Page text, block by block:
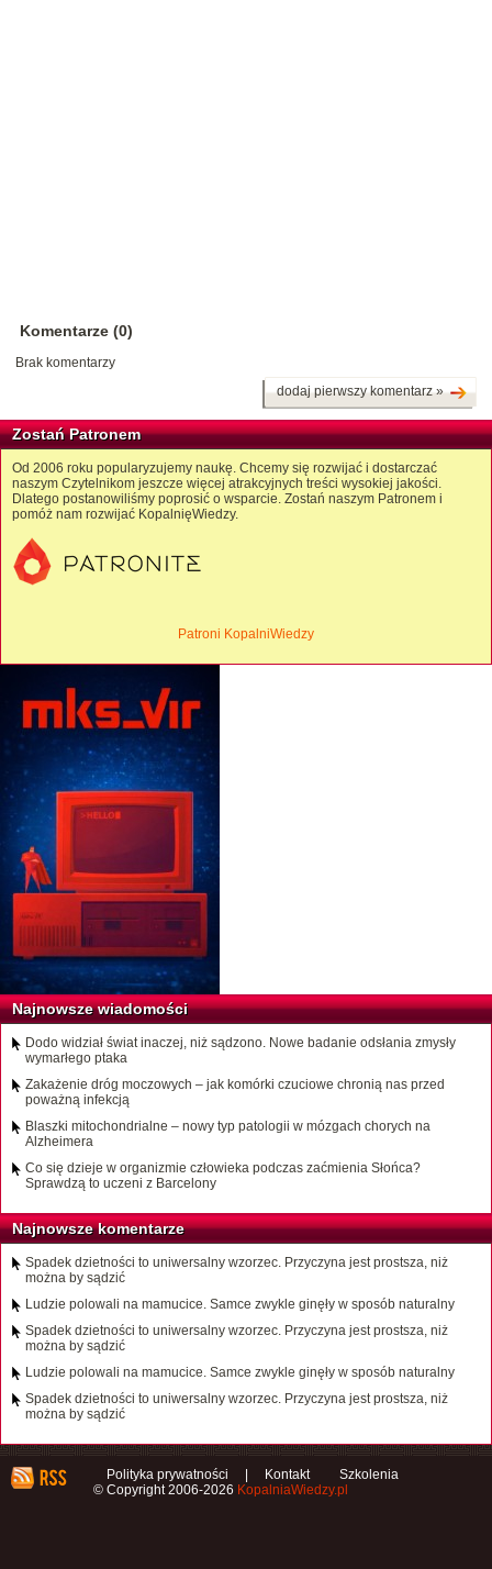
Komentarze (0)
Brak komentarzy
dodaj pierwszy komentarz »
Zostań Patronem
Od 2006 roku popularyzujemy naukę. Chcemy się rozwijać i dostarczać
naszym Czytelnikom jeszcze więcej atrakcyjnych treści wysokiej jakości.
Dlatego postanowiliśmy poprosić o wsparcie. Zostań naszym Patronem i
pomóż nam rozwijać KopalnięWiedzy.
Patroni KopalniWiedzy
Najnowsze wiadomości
Dodo widział świat inaczej, niż sądzono. Nowe badanie odsłania zmysły
wymarłego ptaka
Zakażenie dróg moczowych – jak komórki czuciowe chronią nas przed
poważną infekcją
Blaszki mitochondrialne – nowy typ patologii w mózgach chorych na
Alzheimera
Co się dzieje w organizmie człowieka podczas zaćmienia Słońca?
Sprawdzą to uczeni z Barcelony
Najnowsze komentarze
Spadek dzietności to uniwersalny wzorzec. Przyczyna jest prostsza, niż
można by sądzić
Ludzie polowali na mamucice. Samce zwykle ginęły w sposób naturalny
Spadek dzietności to uniwersalny wzorzec. Przyczyna jest prostsza, niż
można by sądzić
Ludzie polowali na mamucice. Samce zwykle ginęły w sposób naturalny
Spadek dzietności to uniwersalny wzorzec. Przyczyna jest prostsza, niż
można by sądzić
Polityka prywatności Kontakt
Szkolenia
© Copyright 2006-2026 KopalniaWiedzy.pl